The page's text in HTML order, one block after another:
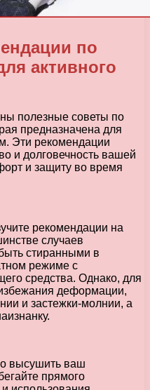
по
активного
полезные советы по
предназначена для
Эти рекомендации
и долговечность вашей
и защиту во время
рекомендации на
случаев
стиранными в
режиме с
средства. Однако, для
деформации,
и застежки-молнии, а
высушить ваш
прямого